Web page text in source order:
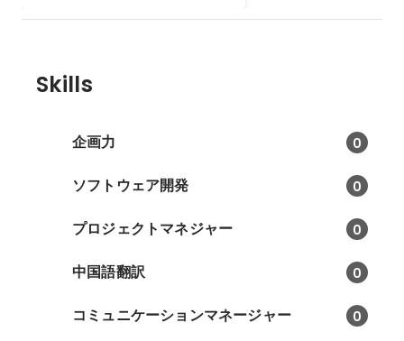
Skills
企画力 0
ソフトウェア開発 0
プロジェクトマネジャー 0
中国語翻訳 0
コミュニケーションマネージャー 0